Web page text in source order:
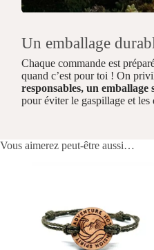
Un emballage
Chaque commande est
quand c’est pour toi ! On
responsables, un
pour éviter le gaspillage et les
Vous aimerez peut-être aussi…